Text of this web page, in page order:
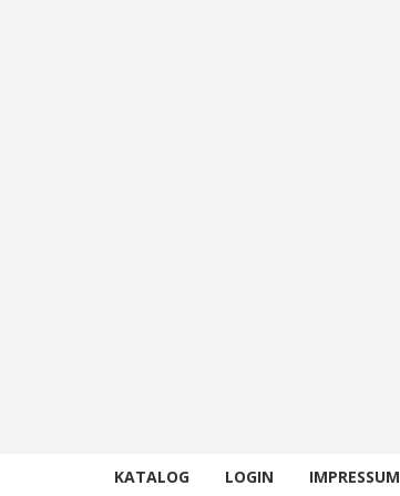
KATALOG LOGIN IMPRESSUM